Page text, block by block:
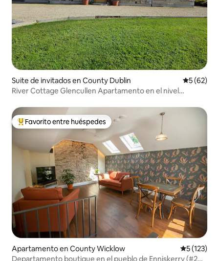
Suite de invitados en County Dublin
5 (62)
River Cottage Glencullen Apartamento en el nivel
Favorito entre huéspedes preferido
Favorito entre huéspedes
Apartamento en County Wicklow
5 (123)
Departamento boutique en el pueblo de Enniskerry (#2